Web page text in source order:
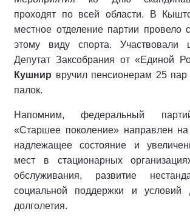
проходят по всей области. В
местное отделение партии провело
этому виду спорта. Участвовали
Депутат Заксобрания от «Единой
Кушнир вручил пенсионерам 25 пар
палок.
Напомним, федеральный
«Старшее поколение» направлен
надлежащее состояние и
мест в стационарных
обслуживания, развитие
социальной поддержки и условий
долголетия.